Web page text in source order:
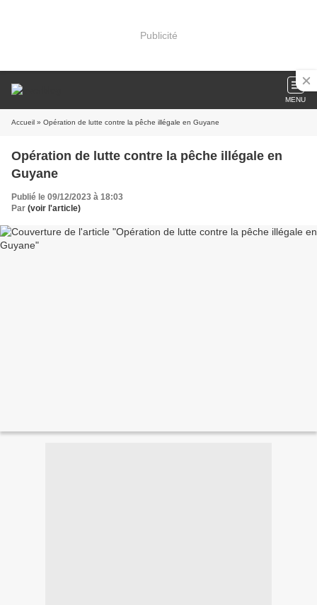
Publicité
MENU
Accueil » Opération de lutte contre la pêche illégale en Guyane
Opération de lutte contre la pêche illégale en
Guyane
Publié le 09/12/2023 à 18:03
Par (voir l'article)